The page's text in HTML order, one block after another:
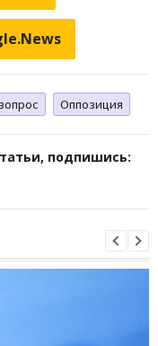
Оппозиция
подпишись: